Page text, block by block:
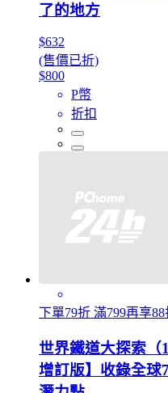
了的地方
$632
(售價已折)
$800
P幣
折扣
下單79折 滿799再享88
世界鐵道大探索（
增訂版】收錄全球